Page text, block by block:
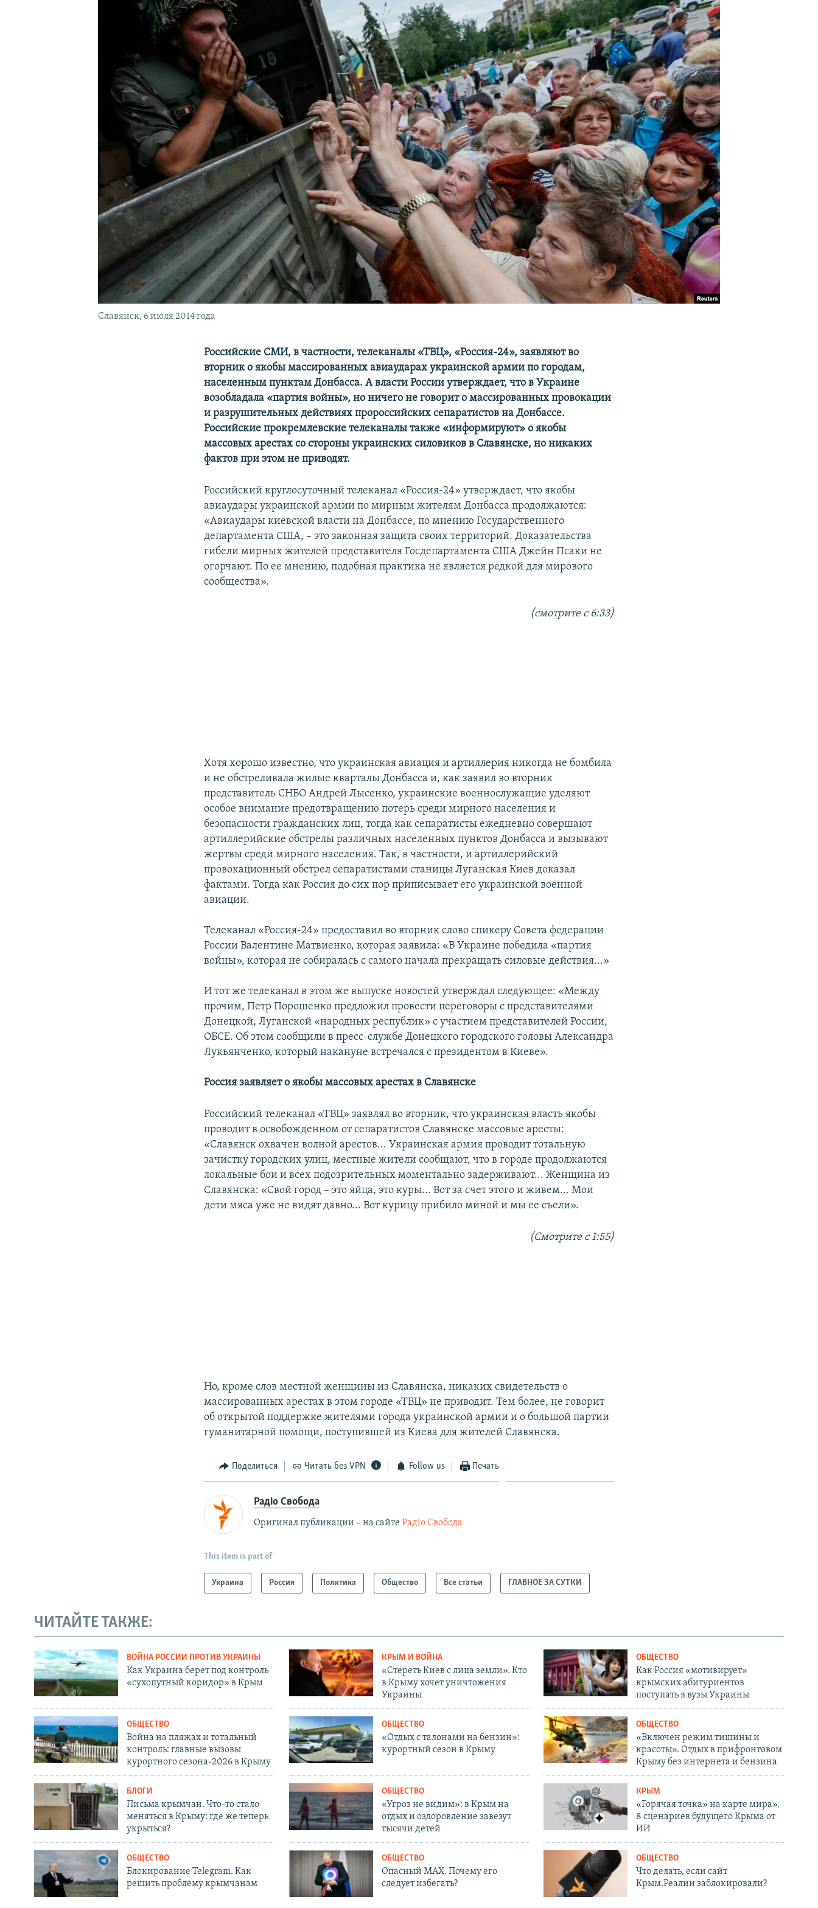
УКРАИНСКАЯ ПРОБЛЕМА КРЫМА
Славянск, 6 июля 2014 года
Российские СМИ, в частности, телеканалы «ТВЦ», «Россия-24», заявляют во
вторник о якобы массированных авиаударах украинской армии по городам,
населенным пунктам Донбасса. А власти России утверждает, что в Украине
возобладала «партия войны», но ничего не говорит о массированных провокации
и разрушительных действиях пророссийских сепаратистов на Донбассе.
Российские прокремлевские телеканалы также «информируют» о якобы
массовых арестах со стороны украинских силовиков в Славянске, но никаких
фактов при этом не приводят.
Российский круглосуточный телеканал «Россия-24» утверждает, что якобы
авиаудары украинской армии по мирным жителям Донбасса продолжаются:
«Авиаудары киевской власти на Донбассе, по мнению Государственного
департамента США, – это законная защита своих территорий. Доказательства
гибели мирных жителей представителя Госдепартамента США Джейн Псаки не
огорчают. По ее мнению, подобная практика не является редкой для мирового
сообщества».
(смотрите с 6:33)
Хотя хорошо известно, что украинская авиация и артиллерия никогда не бомбила
и не обстреливала жилые кварталы Донбасса и, как заявил во вторник
представитель СНБО Андрей Лысенко, украинские военнослужащие уделяют
особое внимание предотвращению потерь среди мирного населения и
безопасности гражданских лиц, тогда как сепаратисты ежедневно совершают
артиллерийские обстрелы различных населенных пунктов Донбасса и вызывают
жертвы среди мирного населения. Так, в частности, и артиллерийский
провокационный обстрел сепаратистами станицы Луганская Киев доказал
фактами. Тогда как Россия до сих пор приписывает его украинской военной
авиации.
Телеканал «Россия-24» предоставил во вторник слово спикеру Совета федерации
России Валентине Матвиенко, которая заявила: «В Украине победила «партия
войны», которая не собиралась с самого начала прекращать силовые действия...»
И тот же телеканал в этом же выпуске новостей утверждал следующее: «Между
прочим, Петр Порошенко предложил провести переговоры с представителями
Донецкой, Луганской «народных республик» с участием представителей России,
ОБСЕ. Об этом сообщили в пресс-службе Донецкого городского головы Александра
Лукьянченко, который накануне встречался с президентом в Киеве».
Россия заявляет о якобы массовых арестах в Славянске
Российский телеканал «ТВЦ» заявлял во вторник, что украинская власть якобы
проводит в освобожденном от сепаратистов Славянске массовые аресты:
«Славянск охвачен волной арестов... Украинская армия проводит тотальную
зачистку городских улиц, местные жители сообщают, что в городе продолжаются
локальные бои и всех подозрительных моментально задерживают... Женщина из
Славянска: «Свой город – это яйца, это куры... Вот за счет этого и живем... Мои
дети мяса уже не видят давно... Вот курицу прибило миной и мы ее съели».
(Смотрите с 1:55)
Но, кроме слов местной женщины из Славянска, никаких свидетельств о
массированных арестах в этом городе «ТВЦ» не приводит. Тем более, не говорит
об открытой поддержке жителями города украинской армии и о большой партии
гуманитарной помощи, поступившей из Киева для жителей Славянска.
Поделиться Читать без VPN Follow us Печать
Радіо Свобода
Оригинал публикации – на сайтеРадіо Свобода
This item is part of
Украина Россия Политика Общество Все статьи ГЛАВНОЕ ЗА СУТКИ
ЧИТАЙТЕ ТАКЖЕ:
ВОЙНА РОССИИ ПРОТИВ УКРАИНЫ
Как Украина берет под контроль
«сухопутный коридор» в Крым
КРЫМ И ВОЙНА
«Стереть Киев с лица земли». Кто
в Крыму хочет уничтожения
Украины
ОБЩЕСТВО
Как Россия «мотивирует»
крымских абитуриентов
поступать в вузы Украины
ОБЩЕСТВО
Война на пляжах и тотальный
контроль: главные вызовы
курортного сезона-2026 в Крыму
ОБЩЕСТВО
«Отдых с талонами на бензин»:
курортный сезон в Крыму
ОБЩЕСТВО
«Включен режим тишины и
красоты». Отдых в прифронтовом
Крыму без интернета и бензина
БЛОГИ
Письма крымчан. Что-то стало
меняться в Крыму: где же теперь
укрыться?
ОБЩЕСТВО
«Угроз не видим»: в Крым на
отдых и оздоровление завезут
тысячи детей
КРЫМ
«Горячая точка» на карте мира».
8 сценариев будущего Крыма от
ИИ
ОБЩЕСТВО
Блокирование Telegram. Как
решить проблему крымчанам
ОБЩЕСТВО
Опасный MAX. Почему его
следует избегать?
ОБЩЕСТВО
Что делать, если сайт
Крым.Реалии заблокировали?